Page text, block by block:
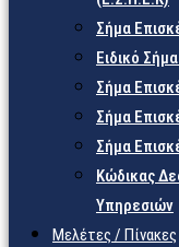
Σήμα
Ειδικό
Σήμα
Σήμα
Σήμα
Κώδικας
Υπηρεσιών
Μελέτες / Πίνακες